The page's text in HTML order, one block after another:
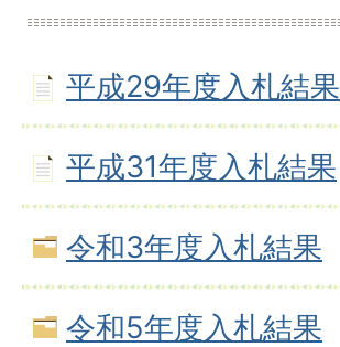
平成29年度入札結果
平成31年度入札結果
令和3年度入札結果
令和5年度入札結果